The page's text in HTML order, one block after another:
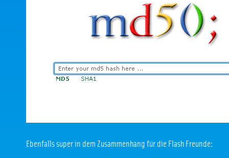
Ebenfalls super in dem Zusammenhang für die Flash Freunde: